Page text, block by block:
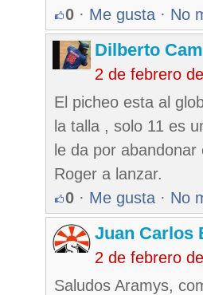
0 · Me gusta · No
Dilberto
2 de febrero
El picheo esta al
la talla , solo 11 es
le da por
Roger a lanzar.
0 · Me gusta · No
Juan Carlos
2 de febrero
Saludos Aramys,